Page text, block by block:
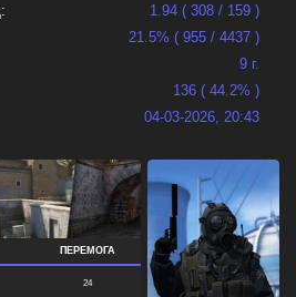
1.94 ( 308 / 159 )
21.5% ( 955 / 4437 )
9 г.
136 ( 44.2% )
04-03-2026, 20:43
ПЕРЕМОГА
24